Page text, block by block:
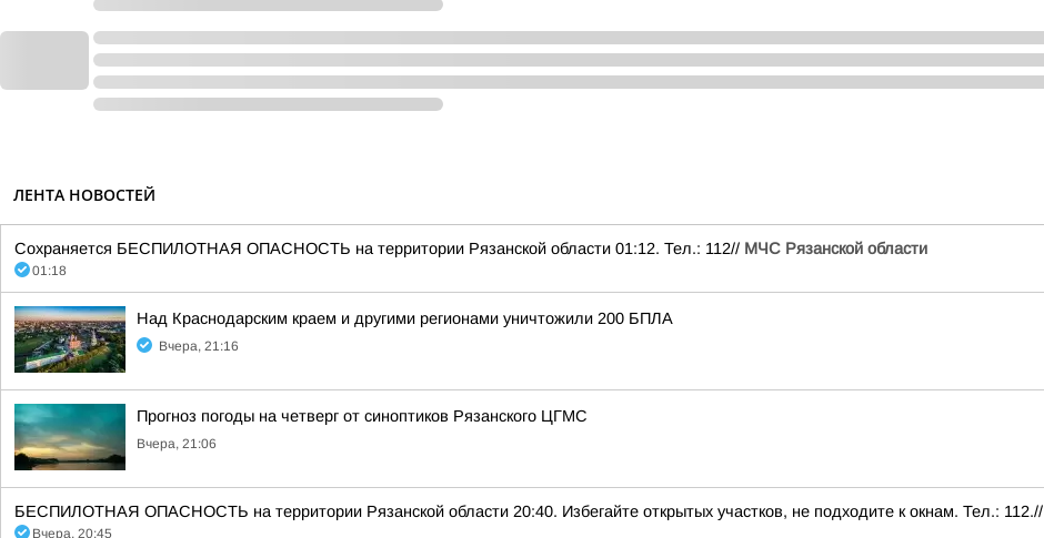
ЛЕНТА НОВОСТЕЙ
Сохраняется БЕСПИЛОТНАЯ ОПАСНОСТЬ на территории Рязанской области 01:12. Тел.: 112// МЧС Рязанской области
01:18
Над Краснодарским краем и другими регионами уничтожили 200 БПЛА
Вчера, 21:16
Прогноз погоды на четверг от синоптиков Рязанского ЦГМС
Вчера, 21:06
БЕСПИЛОТНАЯ ОПАСНОСТЬ на территории Рязанской области 20:40. Избегайте открытых участков, не подходите к окнам. Тел.: 112.//
Вчера, 20:45